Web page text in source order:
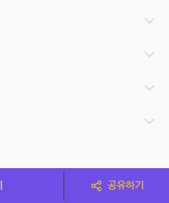
공유하기